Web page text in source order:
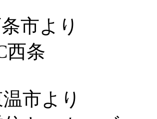
市より
西条
市より